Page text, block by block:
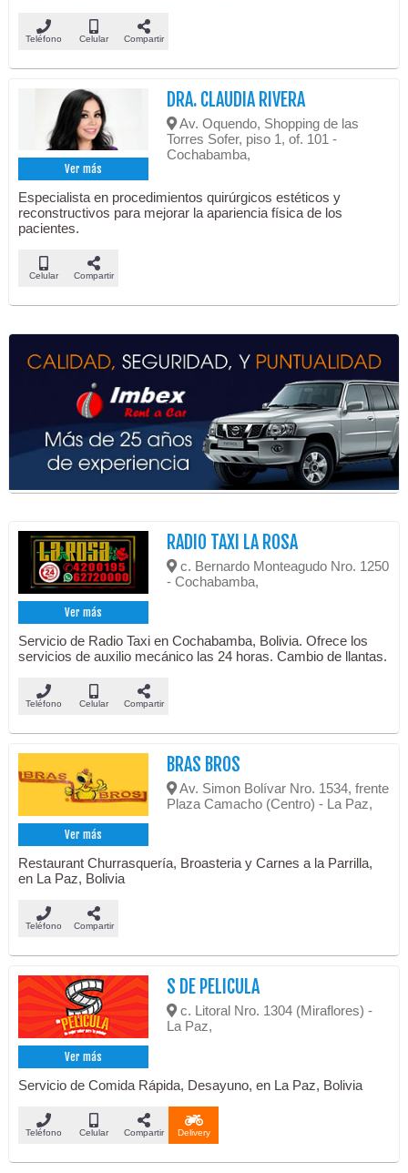
Teléfono Celular Compartir
Ver más
DRA. CLAUDIA RIVERA
Av. Oquendo, Shopping de las
Torres Sofer, piso 1, of. 101 -
Cochabamba,
Especialista en procedimientos quirúrgicos estéticos y
reconstructivos para mejorar la apariencia física de los
pacientes.
Celular Compartir
Ver más
RADIO TAXI LA ROSA
c. Bernardo Monteagudo Nro. 1250
- Cochabamba,
Servicio de Radio Taxi en Cochabamba, Bolivia. Ofrece los
servicios de auxilio mecánico las 24 horas. Cambio de llantas.
Teléfono Celular Compartir
Ver más
BRAS BROS
Av. Simon Bolívar Nro. 1534, frente
Plaza Camacho (Centro) - La Paz,
Restaurant Churrasquería, Broasteria y Carnes a la Parrilla,
en La Paz, Bolivia
Teléfono Compartir
Ver más
S DE PELICULA
c. Litoral Nro. 1304 (Miraflores) -
La Paz,
Servicio de Comida Rápida, Desayuno, en La Paz, Bolivia
Teléfono Celular Compartir Delivery